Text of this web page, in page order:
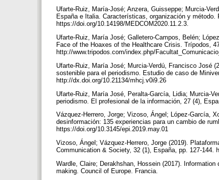
Ufarte-Ruiz, María-José; Anzera, Guisseppe; Murcia-
España e Italia. Características, organización y
https://doi.org/10.14198/MEDCOM2020.11.2.3.
Ufarte-Ruiz, María José; Galletero-Campos, Belén;
Face of the Hoaxes of the Healthcare Crisis. Trípodos,
http://www.tripodos.com/index.php/
Ufarte-Ruiz, María José; Murcia-Verdú, Francisco José
sostenible para el periodismo. Estudio de caso de
http://dx.doi.org/10.21134/mhcj.v0i9.26
Ufarte-Ruiz, María José, Peralta-García, Lidia; Murcia-
periodismo. El profesional de la información, 27 (4),
Vázquez-Herrero, Jorge; Vizoso, Ángel; López-García,
desinformación: 135 experiencias para un cambio de
https://doi.org/10.3145/epi.2019.may.01
Vizoso, Ángel; Vázquez-Herrero, Jorge (2019).
Communication & Society, 32 (1), España, pp. 127-144.
Wardle, Claire; Derakhshan, Hossein (2017).
making. Council of Europe. Francia.